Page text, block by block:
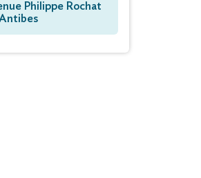
Philippe Rochat